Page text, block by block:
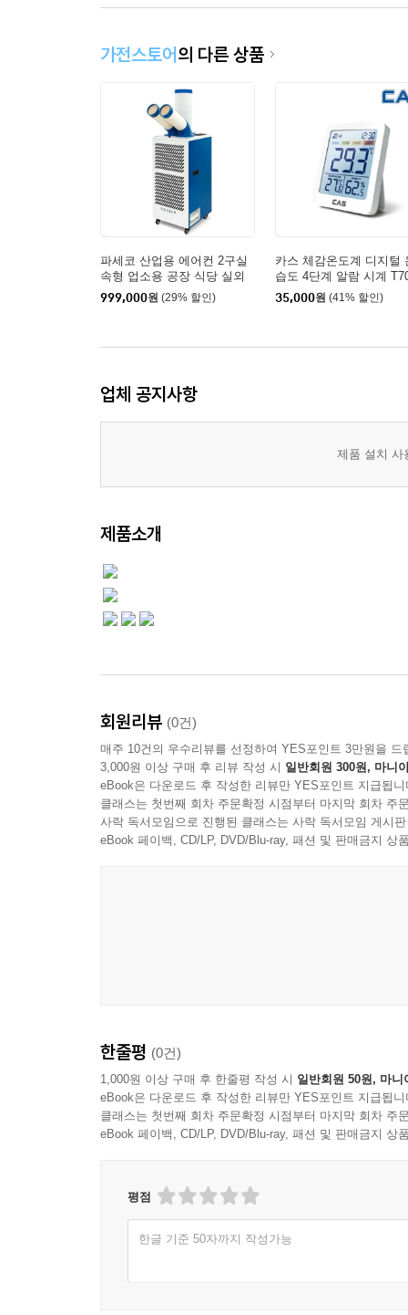
가전스토어의 다른 상품
파세코 산업용 에어컨 2구실
속형 업소용 공장 식당 실외
기 없는 이동식
999,000원 (29% 할인)
카스 체감온도계 디지털
습도 4단계 알람 시계
35,000원 (41% 할인)
업체 공지사항
제품 설치 사
제품소개
회원리뷰 (0건)
매주 10건의 우수리뷰를 선정하여 YES포인트 3만원을 드
3,000원 이상 구매 후 리뷰 작성 시 일반회원 300원, 마니
eBook은 다운로드 후 작성한 리뷰만 YES포인트 지급됩니
클래스는 첫번째 회차 주문확정 시점부터 마지막 회차 주
사락 독서모임으로 진행된 클래스는 사락 독서모임 게시
eBook 페이백, CD/LP, DVD/Blu-ray, 패션 및 판매금지 상
한줄평 (0건)
1,000원 이상 구매 후 한줄평 작성 시 일반회원 50원, 마니
eBook은 다운로드 후 작성한 리뷰만 YES포인트 지급됩니
클래스는 첫번째 회차 주문확정 시점부터 마지막 회차 주
eBook 페이백, CD/LP, DVD/Blu-ray, 패션 및 판매금지 상
평점
한글 기준 50자까지 작성가능